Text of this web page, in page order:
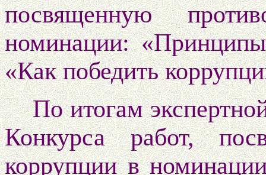
посвященную
номинации:
«Как победить
По итогам
Конкурса работ,
коррупции в